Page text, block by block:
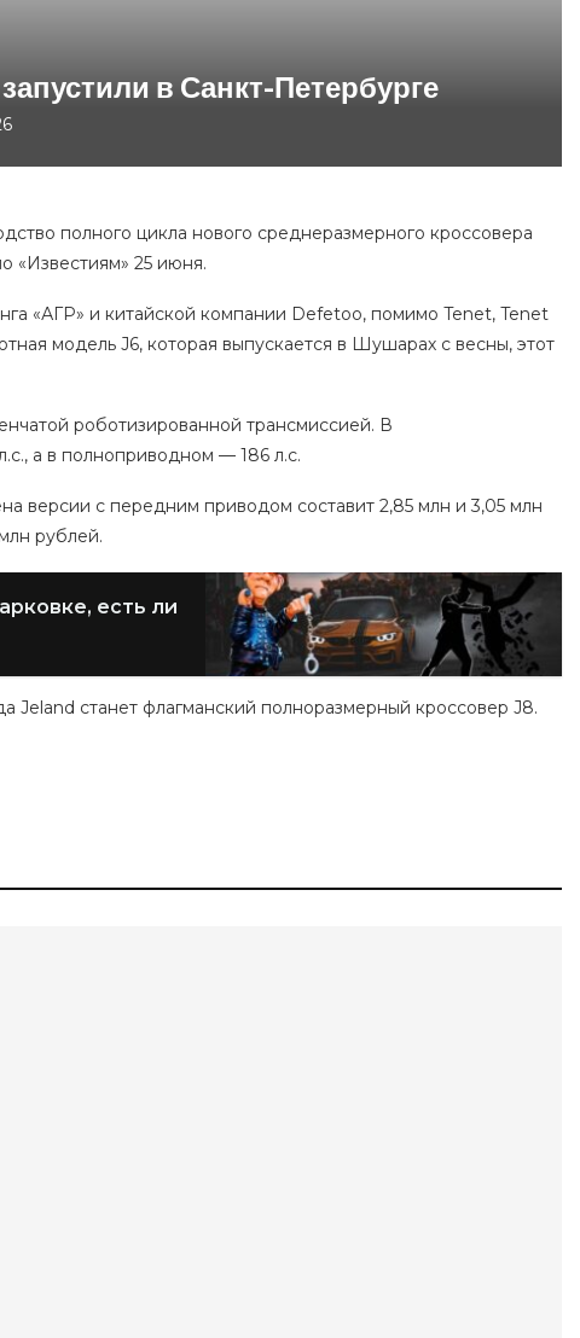
в Санкт-Петербурге
полного цикла нового среднеразмерного кроссовера
«Известиям» 25 июня.
«АГР» и китайской компании Defetoo, помимо Tenet, Tenet
модель J6, которая выпускается в Шушарах с весны, этот
роботизированной трансмиссией. В
а в полноприводном — 186 л.с.
версии с передним приводом составит 2,85 млн и 3,05 млн
рублей.
есть ли
Jeland станет флагманский полноразмерный кроссовер J8.